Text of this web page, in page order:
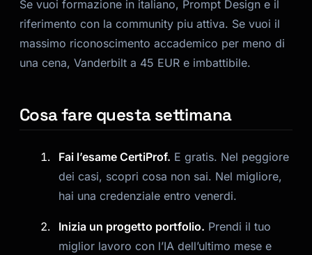
Se vuoi formazione in italiano, Prompt Design e il
riferimento con la community piu attiva. Se vuoi il
massimo riconoscimento accademico per meno di
una cena, Vanderbilt a 45 EUR e imbattibile.
Cosa fare questa settimana
Fai l’esame CertiProf. E gratis. Nel peggiore
dei casi, scopri cosa non sai. Nel migliore,
hai una credenziale entro venerdi.
Inizia un progetto portfolio. Prendi il tuo
miglior lavoro con l’IA dell’ultimo mese e